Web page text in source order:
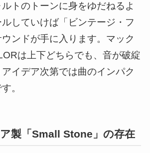
トのトーンに身をゆだねるよ
していけば「ビンテージ・フ
ンドが手に入ります。マック
は上下どちらでも、音が破綻
イデア次第では曲のインパク
。
製「Small Stone」の存在